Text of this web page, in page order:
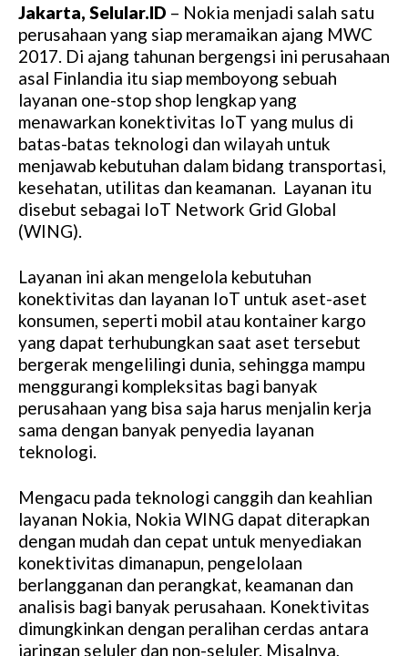
Jakarta, Selular.ID – Nokia menjadi salah satu
perusahaan yang siap meramaikan ajang MWC
2017. Di ajang tahunan bergengsi ini perusahaan
asal Finlandia itu siap memboyong sebuah
layanan one-stop shop lengkap yang
menawarkan konektivitas IoT yang mulus di
batas-batas teknologi dan wilayah untuk
menjawab kebutuhan dalam bidang transportasi,
kesehatan, utilitas dan keamanan. Layanan itu
disebut sebagai IoT Network Grid Global
(WING).
Layanan ini akan mengelola kebutuhan
konektivitas dan layanan IoT untuk aset-aset
konsumen, seperti mobil atau kontainer kargo
yang dapat terhubungkan saat aset tersebut
bergerak mengelilingi dunia, sehingga mampu
menggurangi kompleksitas bagi banyak
perusahaan yang bisa saja harus menjalin kerja
sama dengan banyak penyedia layanan
teknologi.
Mengacu pada teknologi canggih dan keahlian
layanan Nokia, Nokia WING dapat diterapkan
dengan mudah dan cepat untuk menyediakan
konektivitas dimanapun, pengelolaan
berlangganan dan perangkat, keamanan dan
analisis bagi banyak perusahaan. Konektivitas
dimungkinkan dengan peralihan cerdas antara
jaringan seluler dan non-seluler. Misalnya,